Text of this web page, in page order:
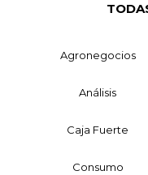
Agronegocios
Análisis
Caja Fuerte
Consumo